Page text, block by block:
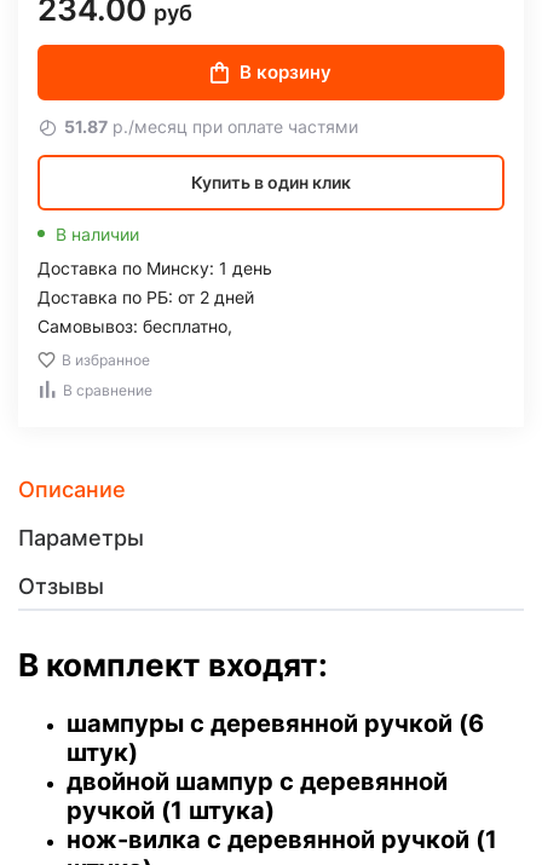
234.00 руб
В корзину
51.87 р./месяц при оплате частями
Купить в один клик
В наличии
Доставка по Минску: 1 день
Доставка по РБ: от 2 дней
Самовывоз: бесплатно,
В избранное
В сравнение
Описание
Параметры
Отзывы
В комплект входят:
шампуры с деревянной ручкой (6
штук)
двойной шампур с деревянной
ручкой (1 штука)
нож-вилка с деревянной ручкой (1